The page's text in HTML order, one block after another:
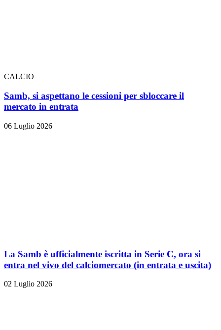
CALCIO
Samb, si aspettano le cessioni per sbloccare il
mercato in entrata
06 Luglio 2026
La Samb è ufficialmente iscritta in Serie C, ora si
entra nel vivo del calciomercato (in entrata e uscita)
02 Luglio 2026